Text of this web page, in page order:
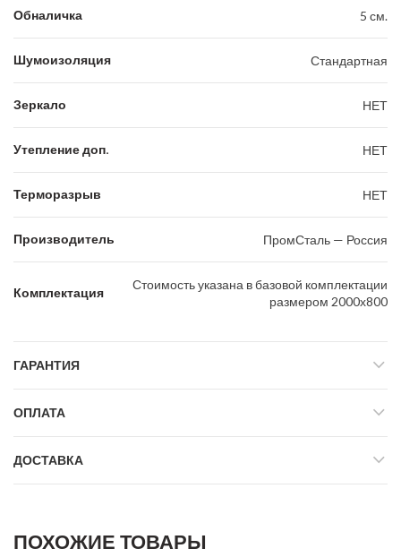
Обналичка 5 см.
Шумоизоляция Стандартная
Зеркало НЕТ
Утепление доп. НЕТ
Терморазрыв НЕТ
Производитель ПромСталь — Россия
Комплектация
Стоимость указана в базовой комплектации
размером 2000х800
ГАРАНТИЯ
ОПЛАТА
ДОСТАВКА
ПОХОЖИЕ ТОВАРЫ